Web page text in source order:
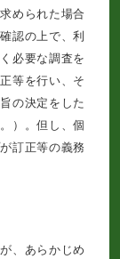
められた場合
認の上で、利
必要な調査を
等を行い、そ
の決定をした
）。但し、個
訂正等の義務
、あらかじめ